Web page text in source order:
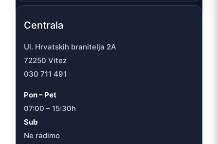
Centrala
Ul. Hrvatskih branitelja 2A
72250 Vitez
030 711 491
Pon – Pet
07:00 – 15:30h
Sub
Ne radimo